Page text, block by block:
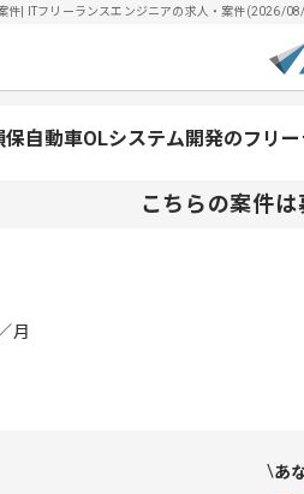
件| ITフリーランスエンジニアの求人・案件(2026/
保自動車OLシステム開発のフリ
こちらの案件
月
あ